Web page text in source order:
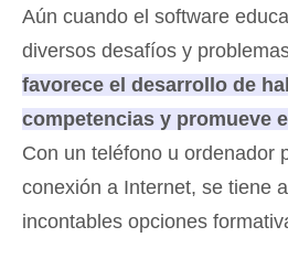
Aún cuando el software
diversos desafíos y
favorece el desarrollo de
competencias y promueve
Con un teléfono u ordenador
conexión a Internet, se tiene
incontables opciones